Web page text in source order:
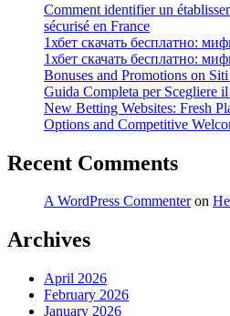
Comment identifier un
sécurisé en France
1хбет скачать бесплатно:
1хбет скачать бесплатно:
Bonuses and Promotions on
Guida Completa per Scegliere
New Betting Websites: Fresh
Options and Competitive
Recent Comments
A WordPress Commenteron
Archives
April 2026
February 2026
January 2026